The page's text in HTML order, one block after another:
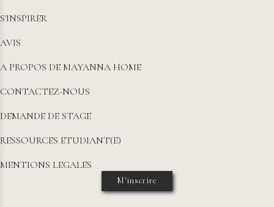
S'INSPIRER
AVIS
A PROPOS DE MAYANNA HOME
CONTACTEZ-NOUS
DEMANDE DE STAGE
RESSOURCES ETUDIANT(E)
MENTIONS LEGALES
M'inscrire